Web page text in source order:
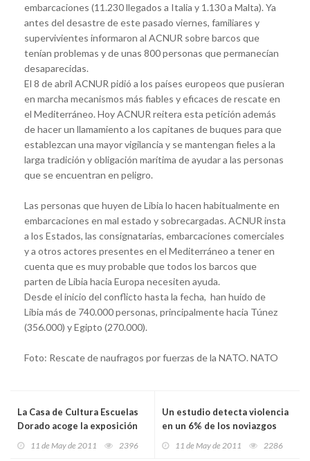
embarcaciones (11.230 llegados a Italia y 1.130 a Malta). Ya
antes del desastre de este pasado viernes, familiares y
supervivientes informaron al ACNUR sobre barcos que
tenían problemas y de unas 800 personas que permanecían
desaparecidas.
El 8 de abril ACNUR pidió a los países europeos que pusieran
en marcha mecanismos más fiables y eficaces de rescate en
el Mediterráneo. Hoy ACNUR reitera esta petición además
de hacer un llamamiento a los capitanes de buques para que
establezcan una mayor vigilancia y se mantengan fieles a la
larga tradición y obligación marítima de ayudar a las personas
que se encuentran en peligro.
Las personas que huyen de Libia lo hacen habitualmente en
embarcaciones en mal estado y sobrecargadas. ACNUR insta
a los Estados, las consignatarias, embarcaciones comerciales
y a otros actores presentes en el Mediterráneo a tener en
cuenta que es muy probable que todos los barcos que
parten de Libia hacia Europa necesiten ayuda.
Desde el inicio del conflicto hasta la fecha, han huido de
Libia más de 740.000 personas, principalmente hacia Túnez
(356.000) y Egipto (270.000).
Foto: Rescate de naufragos por fuerzas de la NATO. NATO
La Casa de Cultura Escuelas
Dorado acoge la exposición
11 de May de 2011 2396
Un estudio detecta violencia
en un 6% de los noviazgos
11 de May de 2011 2286